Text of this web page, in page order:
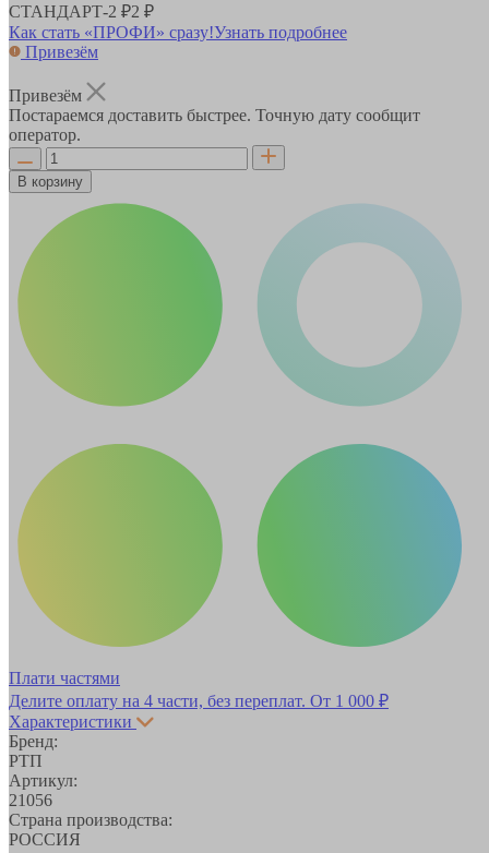
СТАНДАРТ-2 ₽2 ₽
Как стать «ПРОФИ» сразу!Узнать подробнее
Привезём
Привезём
Постараемся доставить быстрее. Точную дату сообщит
оператор.
В корзину
Плати частями
Делите оплату на 4 части, без переплат. От 1 000 ₽
Характеристики
Бренд:
РТП
Артикул:
21056
Страна производства:
РОССИЯ